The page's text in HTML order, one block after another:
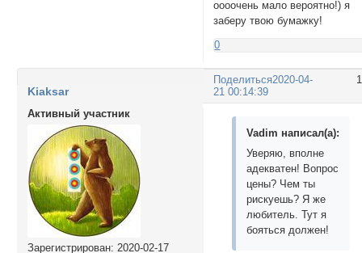
оооочень мало вероятно!) я
заберу твою бумажку!
0
Поделиться2020-04-
21 00:14:39
Kiaksar
Активный участник
Зарегистрирован: 2020-02-17
Vadim написал(а):
Уверяю, вполне
адекватен! Вопрос
цены? Чем ты
рискуешь? Я же
любитель. Тут я
бояться должен!